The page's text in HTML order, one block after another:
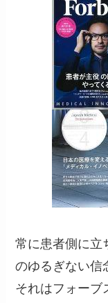
常に患者側に立
のゆるぎない信
それはフォーブ